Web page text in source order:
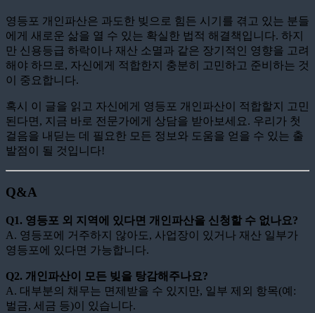
영등포 개인파산은 과도한 빚으로 힘든 시기를 겪고 있는 분들
에게 새로운 삶을 열 수 있는 확실한 법적 해결책입니다. 하지
만 신용등급 하락이나 재산 소멸과 같은 장기적인 영향을 고려
해야 하므로, 자신에게 적합한지 충분히 고민하고 준비하는 것
이 중요합니다.
혹시 이 글을 읽고 자신에게 영등포 개인파산이 적합할지 고민
된다면, 지금 바로 전문가에게 상담을 받아보세요. 우리가 첫
걸음을 내딛는 데 필요한 모든 정보와 도움을 얻을 수 있는 출
발점이 될 것입니다!
Q&A
Q1. 영등포 외 지역에 있다면 개인파산을 신청할 수 없나요?
A. 영등포에 거주하지 않아도, 사업장이 있거나 재산 일부가
영등포에 있다면 가능합니다.
Q2. 개인파산이 모든 빚을 탕감해주나요?
A. 대부분의 채무는 면제받을 수 있지만, 일부 제외 항목(예:
벌금, 세금 등)이 있습니다.